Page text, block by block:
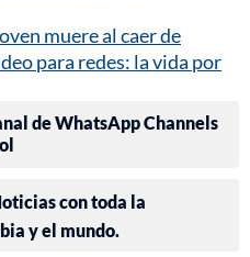
muere al caer de
para redes: la vida por
de WhatsApp Channels
con toda la
y el mundo.